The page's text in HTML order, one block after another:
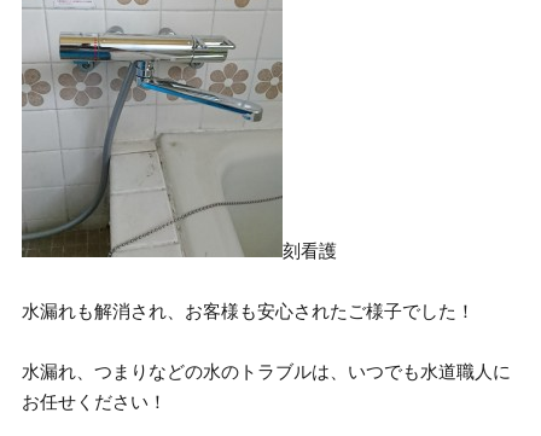
刻看護
水漏れも解消され、お客様も安心されたご様子でした！
水漏れ、つまりなどの水のトラブルは、いつでも水道職人に
お任せください！